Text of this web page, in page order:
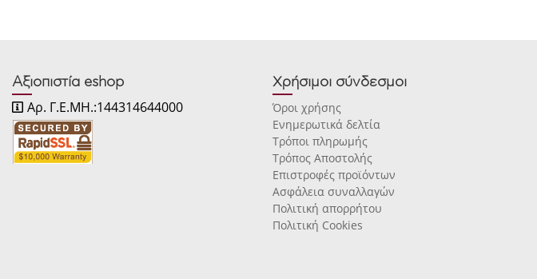
Αξιοπιστία eshop
Αρ. Γ.Ε.ΜΗ.:144314644000
Χρήσιμοι σύνδεσμοι
Όροι χρήσης
Ενημερωτικά δελτία
Τρόποι πληρωμής
Τρόπος Αποστολής
Επιστροφές προϊόντων
Ασφάλεια συναλλαγών
Πολιτική απορρήτου
Πολιτική Cookies